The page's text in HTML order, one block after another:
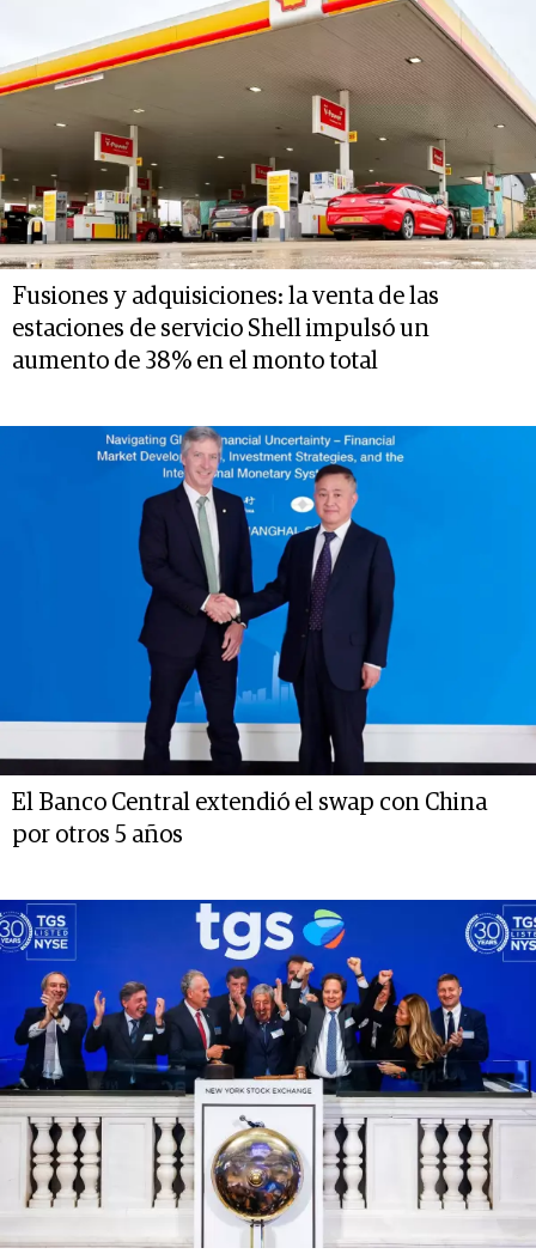
Fusiones y adquisiciones: la venta de las
estaciones de servicio Shell impulsó un
aumento de 38% en el monto total
El Banco Central extendió el swap con China
por otros 5 años